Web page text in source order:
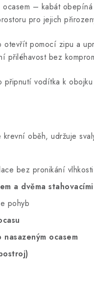
– kabát
pro jejich
otevřít pomocí zipu a
přiléhavost bez
připnutí vodítka k
oběh, udržuje
bez pronikání vlhkosti
a dvěma
pohyb
ocasem